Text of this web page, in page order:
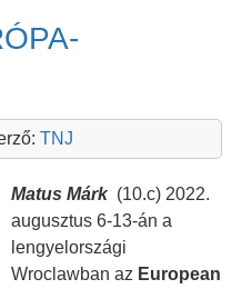
TNJ
Matus Márk(10.c) 2022.
augusztus 6-13-án a
lengyelországi
Wroclawban az European